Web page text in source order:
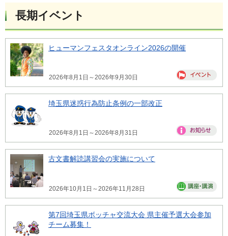
長期イベント
ヒューマンフェスタオンライン2026の開催
2026年8月1日～2026年9月30日
埼玉県迷惑行為防止条例の一部改正
2026年8月1日～2026年8月31日
古文書解読講習会の実施について
2026年10月1日～2026年11月28日
第7回埼玉県ボッチャ交流大会 県主催予選大会参加
チーム募集！